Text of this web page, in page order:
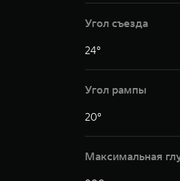
Угол съезда
24°
Угол рампы
20°
Максимальная